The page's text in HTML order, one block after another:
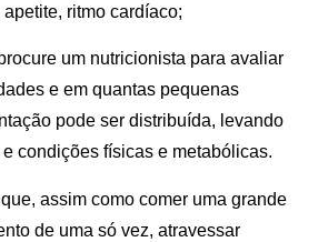
ritmo cardíaco;
um nutricionista para avaliar
e em quantas pequenas
pode ser distribuída, levando
condições físicas e metabólicas.
assim como comer uma grande
de uma só vez, atravessar